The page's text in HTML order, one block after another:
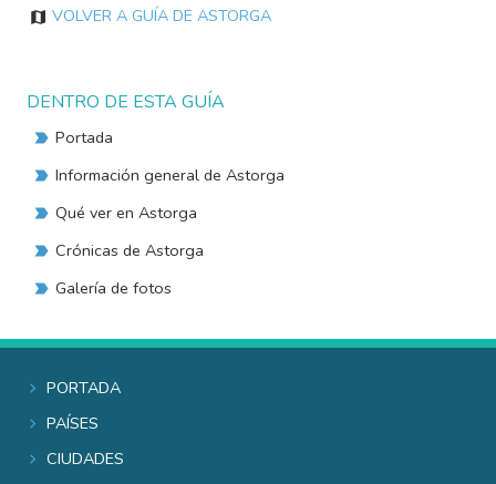
Volver a Guía de Astorga
DENTRO DE ESTA GUÍA
Portada
Información general de Astorga
Qué ver en Astorga
Crónicas de Astorga
Galería de fotos
Portada
Países
Ciudades